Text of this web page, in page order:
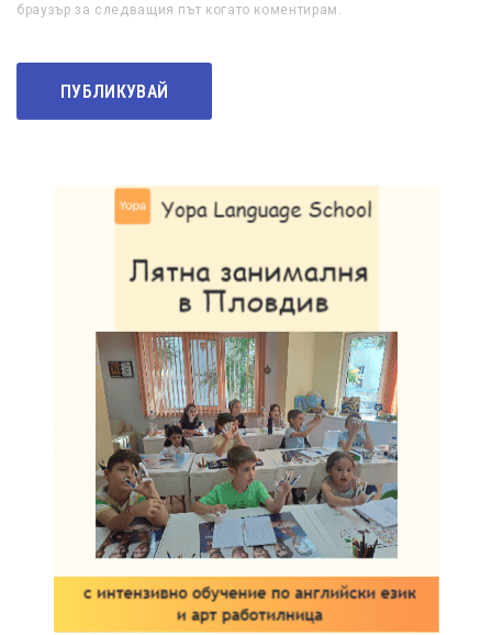
браузър за следващия път когато коментирам.